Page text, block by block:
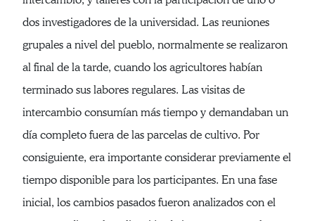
dos investigadores de la universidad. Las reuniones
grupales a nivel del pueblo, normalmente se realizaron
al final de la tarde, cuando los agricultores habían
terminado sus labores regulares. Las visitas de
intercambio consumían más tiempo y demandaban un
día completo fuera de las parcelas de cultivo. Por
consiguiente, era importante considerar previamente el
tiempo disponible para los participantes. En una fase
inicial, los cambios pasados fueron analizados con el